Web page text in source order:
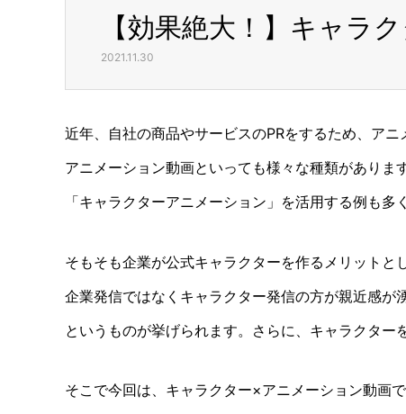
【効果絶大！】キャラ
2021.11.30
近年、自社の商品やサービスのPRをするため、ア
アニメーション動画といっても様々な種類があり
「キャラクターアニメーション」を活用する例も多
そもそも企業が公式キャラクターを作るメリットと
企業発信ではなくキャラクター発信の方が親近感
というものが挙げられます。さらに、 キャラクター
そこで今回は、キャラクター×アニメーション動画